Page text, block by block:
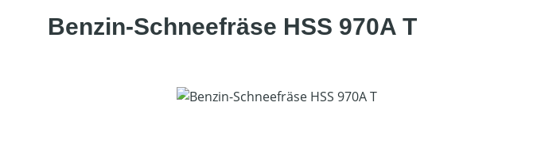
Benzin-Schneefräse HSS 970A T
Bildergalerie überspringen